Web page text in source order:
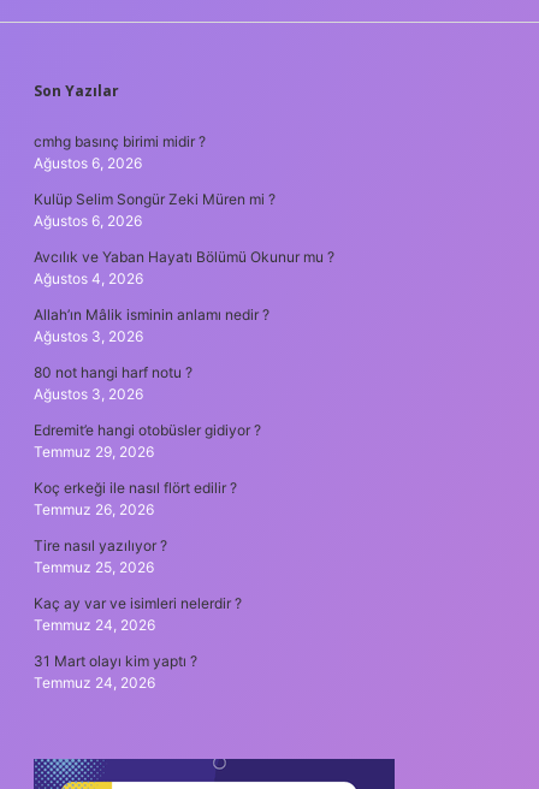
SIDEBAR
Son Yazılar
cmhg basınç birimi midir ?
Ağustos 6, 2026
Kulüp Selim Songür Zeki Müren mi ?
Ağustos 6, 2026
Avcılık ve Yaban Hayatı Bölümü Okunur mu ?
Ağustos 4, 2026
Allah’ın Mâlik isminin anlamı nedir ?
Ağustos 3, 2026
80 not hangi harf notu ?
Ağustos 3, 2026
Edremit’e hangi otobüsler gidiyor ?
Temmuz 29, 2026
Koç erkeği ile nasıl flört edilir ?
Temmuz 26, 2026
Tire nasıl yazılıyor ?
Temmuz 25, 2026
Kaç ay var ve isimleri nelerdir ?
Temmuz 24, 2026
31 Mart olayı kim yaptı ?
Temmuz 24, 2026